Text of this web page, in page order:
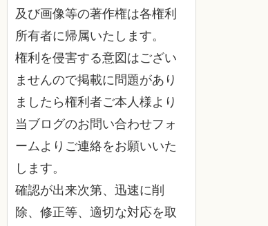
及び画像等の著作権は各権利
所有者に帰属いたします。
権利を侵害する意図はござい
ませんので掲載に問題があり
ましたら権利者ご本人様より
当ブログのお問い合わせフォ
ームよりご連絡をお願いいた
します。
確認が出来次第、迅速に削
除、修正等、適切な対応を取